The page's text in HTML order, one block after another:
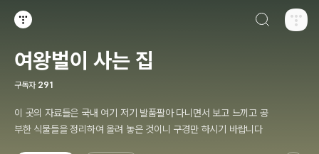
여왕벌이 사는 집
구독자 291
이 곳의 자료들은 국내 여기 저기 발품팔아 다니면서 보고 느끼고 공
부한 식물들을 정리하여 올려 놓은 것이니 구경만 하시기 바랍니다